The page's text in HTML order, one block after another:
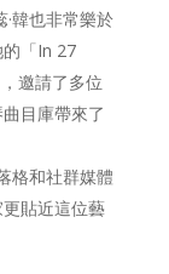
韓也非常樂於
「In 27
邀請了多位
目庫帶來了
格和社群媒體
貼近這位藝